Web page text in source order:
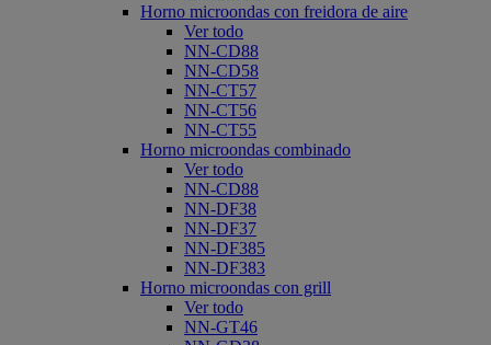
Horno microondas con freidora de aire
Ver todo
NN-CD88
NN-CD58
NN-CT57
NN-CT56
NN-CT55
Horno microondas combinado
Ver todo
NN-CD88
NN-DF38
NN-DF37
NN-DF385
NN-DF383
Horno microondas con grill
Ver todo
NN-GT46